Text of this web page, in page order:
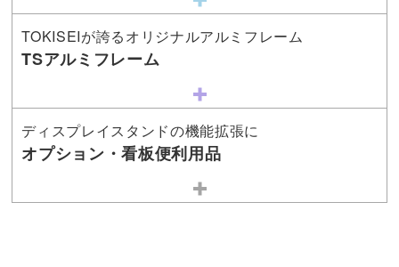
TOKISEIが誇るオリジナルアルミフレーム
TSアルミフレーム
ディスプレイスタンドの機能拡張に
オプション・看板便利用品